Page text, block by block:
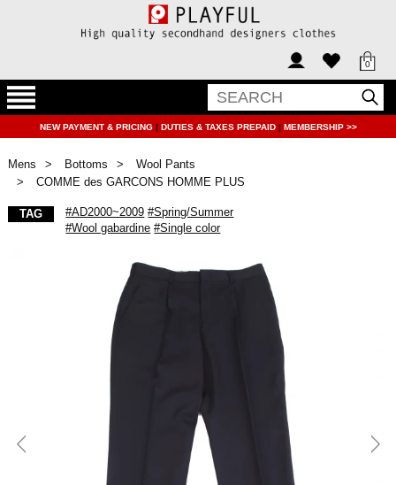
0
NEW PAYMENT & PRICING | DUTIES & TAXES PREPAID | MEMBERSHIP >>
Mens Bottoms
Wool Pants
COMME des GARCONS HOMME PLUS
TAG #AD2000~2009 #Spring/Summer
#Wool gabardine #Single color